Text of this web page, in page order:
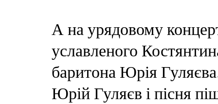
А на урядовому
уславленого
баритона Юрія
Юрій Гуляєв і пісня